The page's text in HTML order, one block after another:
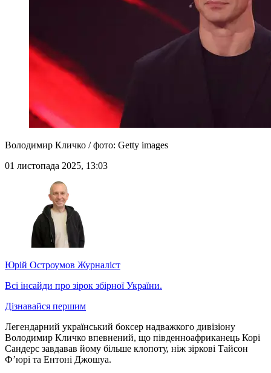
Володимир Кличко / фото: Getty images
01 листопада 2025, 13:03
Юрій Остроумов Журналіст
Всі інсайди про зірок збірної України.
Дізнавайся першим
Легендарний український боксер надважкого дивізіону
Володимир Кличко впевнений, що південноафриканець Корі
Сандерс завдавав йому більше клопоту, ніж зіркові Тайсон
Ф’юрі та Ентоні Джошуа.